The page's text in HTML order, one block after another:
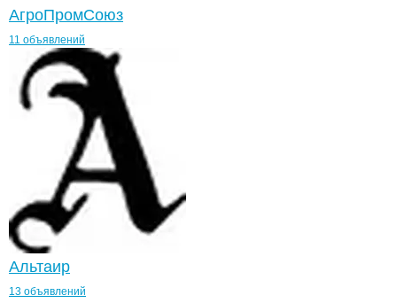
АгроПромСоюз
11 объявлений
Альтаир
13 объявлений